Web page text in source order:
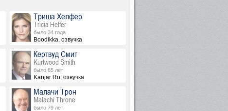
Триша Хелфер
Tricia Helfer
было 34 года
Boodikka, озвучка
Кертвуд Смит
Kurtwood Smith
было 65 лет
Kanjar Ro, озвучка
Малачи Трон
Malachi Throne
было 79 лет